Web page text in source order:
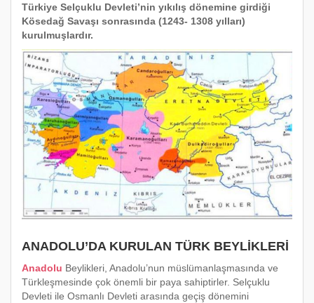
Türkiye Selçuklu Devleti’nin yıkılış dönemine girdiği
Kösedağ Savaşı sonrasında (1243- 1308 yılları)
kurulmuşlardır.
ANADOLU’DA KURULAN TÜRK BEYLİKLERİ
Anadolu Beylikleri, Anadolu’nun müslümanlaşmasında ve
Türkleşmesinde çok önemli bir paya sahiptirler. Selçuklu
Devleti ile Osmanlı Devleti arasında geçiş dönemini